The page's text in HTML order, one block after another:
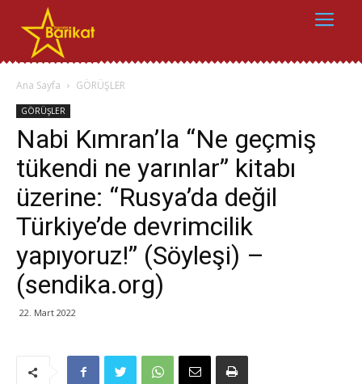
Ana Sayfa GÖRÜŞLER
GÖRÜŞLER
Nabi Kımran’la “Ne geçmiş
tükendi ne yarınlar” kitabı
üzerine: “Rusya’da değil
Türkiye’de devrimcilik
yapıyoruz!” (Söyleşi) –
(sendika.org)
22. Mart 2022